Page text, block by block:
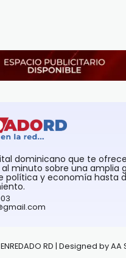
dominicano que te
minuto sobre una amplia
política y economía hasta
RD | Designed by AA